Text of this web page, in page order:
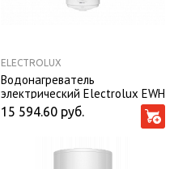
ELECTROLUX
Водонагреватель
электрический Electrolux EWH
80 AXIOmatic
15 594.60 руб.